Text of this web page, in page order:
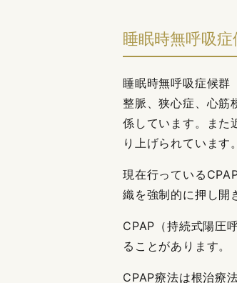
睡眠時無呼吸
睡眠時無呼吸症候群
整脈、狭心症、心筋
係しています。また
り上げられています。
現在行っている
織を強制的に押し開
CPAP（持続式陽圧
ることがあります。
CPAP療法は根治療